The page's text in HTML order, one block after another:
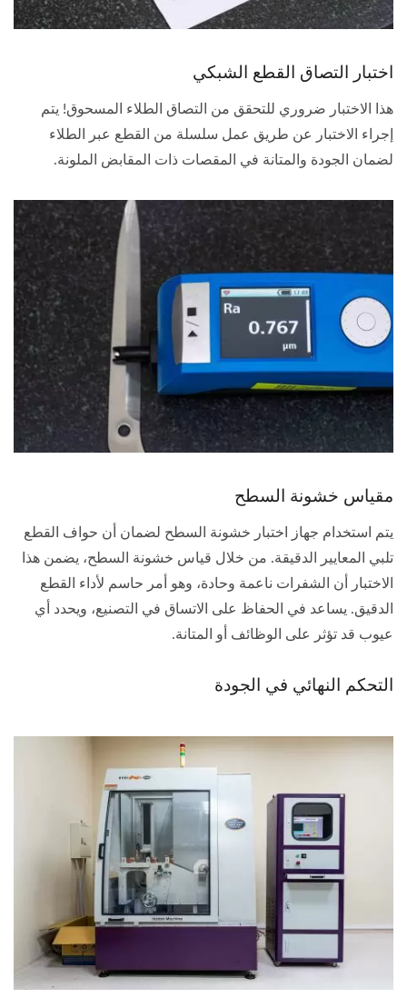
اختبار التصاق القطع الشبكي
هذا الاختبار ضروري للتحقق من التصاق الطلاء المسحوق! يتم
إجراء الاختبار عن طريق عمل سلسلة من القطع عبر الطلاء
لضمان الجودة والمتانة في المقصات ذات المقابض الملونة.
مقياس خشونة السطح
يتم استخدام جهاز اختبار خشونة السطح لضمان أن حواف القطع
تلبي المعايير الدقيقة. من خلال قياس خشونة السطح، يضمن هذا
الاختبار أن الشفرات ناعمة وحادة، وهو أمر حاسم لأداء القطع
الدقيق. يساعد في الحفاظ على الاتساق في التصنيع، ويحدد أي
عيوب قد تؤثر على الوظائف أو المتانة.
التحكم النهائي في الجودة